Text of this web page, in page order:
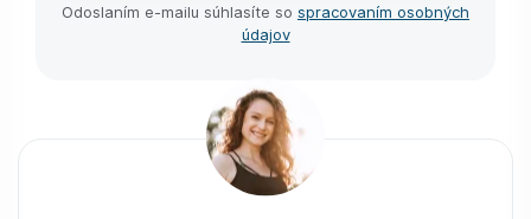
Odoslaním e-⁠mailu súhlasíte so spracovaním osobných
údajov